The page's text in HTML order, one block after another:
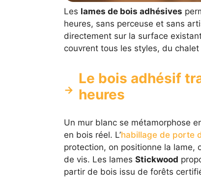
Les lames de bois adhésives
heures, sans perceuse et sans
directement sur la surface
couvrent tous les styles, du
Le bois adhésif
heures
Un mur blanc se métamorphose
en bois réel. L’habillage de porte
protection, on positionne la lame,
de vis. Les lames Stickwood
partir de bois issu de forêts